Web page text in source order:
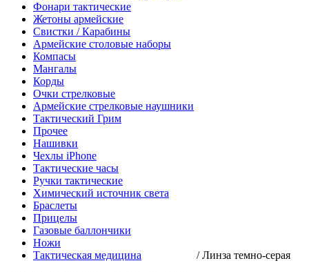
Фонари тактические
Жетоны армейские
Свистки / Карабины
Армейские столовые наборы
Компасы
Мангалы
Корды
Очки стрелковые
Армейские стрелковые наушники
Тактический Грим
Прочее
Нашивки
Чехлы iPhone
Тактические часы
Ручки тактические
Химический источник света
Браслеты
Прицелы
Газовые баллончики
Ножи
Тактическая медицина
/Линза темно-серая